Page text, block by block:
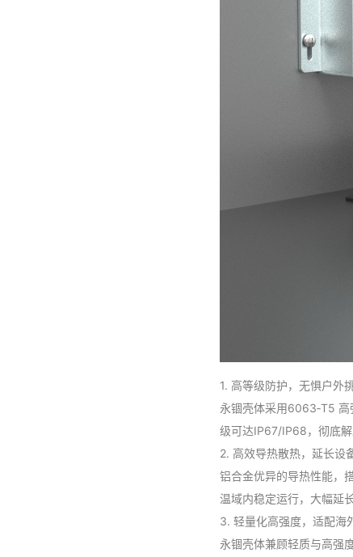
1. 高等级防护，无惧户外
永锢壳体采用6063‑T5 高
级可达IP67/IP68，彻底解
2. 高效导热散热，延长设
铝合金优异的导热性能，
温域内稳定运行，大幅延
3. 轻量化高强度，适配海
永锢壳体兼顾轻质与高强